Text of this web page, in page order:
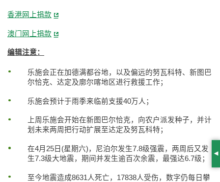
香港网上捐款
澳门网上捐款
编辑注意：
乐施会正在加德满都谷地，以及偏远的努瓦科特、新图巴
尔恰克、达定及廓尔喀地区进行救援工作；
乐施会预计于雨季来临前支援40万人；
上周乐施会开始在新图巴尔恰克，向农户派发种子，并计
划未来两周把行动扩展至达定及努瓦科特；
在4月25日(星期六)，尼泊尔发生7.8级强震，两周后又发
生7.3级大地震，期间并发生逾百次余震，最强达6.7级；
至今地震造成8631人死亡，17838人受伤，数字仍每日攀